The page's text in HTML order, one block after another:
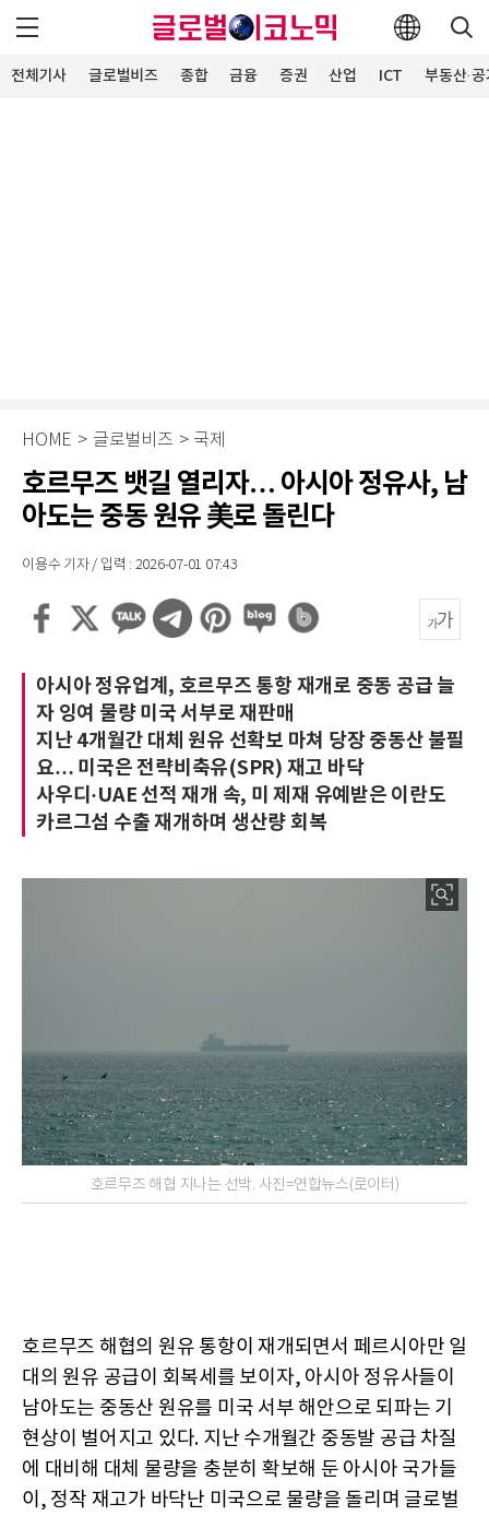
전체기사 글로벌비즈 종합 금융 증권 산업 ICT 부동산·
HOME > 글로벌비즈 > 국제
호르무즈 뱃길 열리자… 아시아 정유사, 남
아도는 중동 원유 美로 돌린다
이용수 기자 / 입력 : 2026-07-01 07:43
아시아 정유업계, 호르무즈 통항 재개로 중동 공급 늘
자 잉여 물량 미국 서부로 재판매
지난 4개월간 대체 원유 선확보 마쳐 당장 중동산 불필
요… 미국은 전략비축유(SPR) 재고 바닥
사우디·UAE 선적 재개 속, 미 제재 유예받은 이란도
카르그섬 수출 재개하며 생산량 회복
호르무즈 해협 지나는 선박. 사진=연합뉴스(로이터)
호르무즈 해협의 원유 통항이 재개되면서 페르시아만 일
대의 원유 공급이 회복세를 보이자, 아시아 정유사들이
남아도는 중동산 원유를 미국 서부 해안으로 되파는 기
현상이 벌어지고 있다. 지난 수개월간 중동발 공급 차질
에 대비해 대체 물량을 충분히 확보해 둔 아시아 국가들
이, 정작 재고가 바닥난 미국으로 물량을 돌리며 글로벌